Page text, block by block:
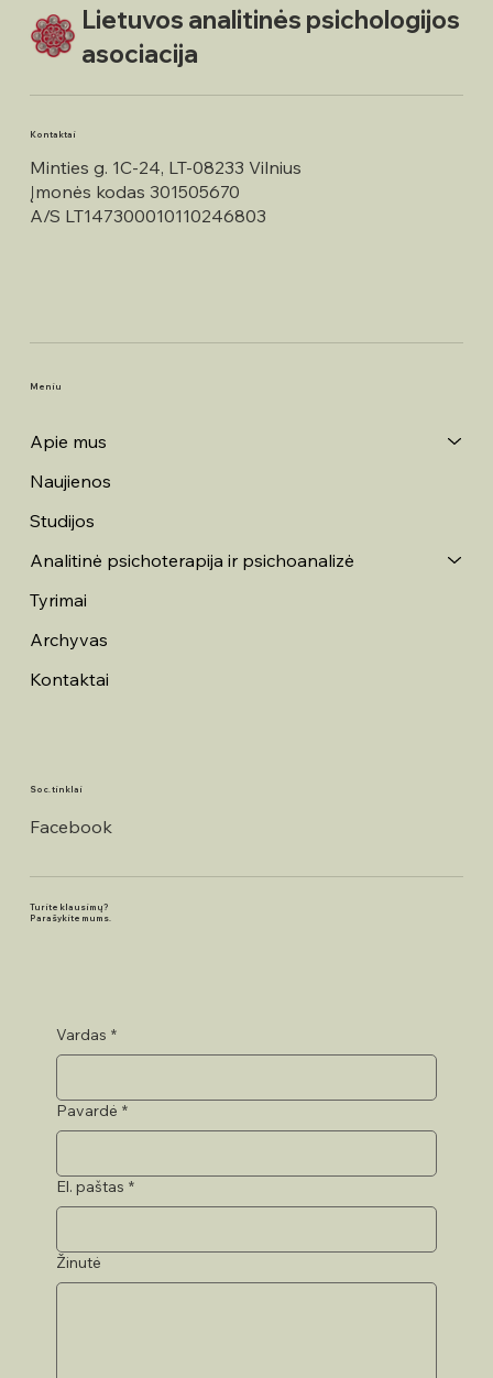
Lietuvos analitinės psichologijos
asociacija
Kontaktai
Minties g. 1C-24, LT-08233 Vilnius
Įmonės kodas 301505670
A/S LT147300010110246803
Meniu
Apie mus
Naujienos
Studijos
Analitinė psichoterapija ir psichoanalizė
Tyrimai
Archyvas
Kontaktai
Soc. tinklai
Facebook
Turite klausimų?
Parašykite mums.
Vardas *
Pavardė *
El. paštas *
Žinutė